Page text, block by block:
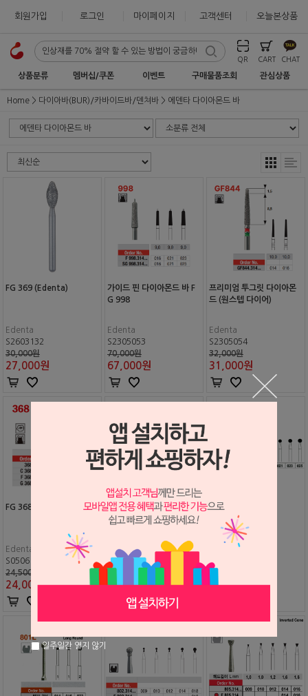
회원가입 로그인 마이페이지 고객센터 오늘본상품
QR CART CHAT
상품분류 멤버십/쿠폰 이벤트 구매물품조회 관심상품
Home 다이아바(BUR)/카바이드바/덴쳐바 에덴타 다이아몬드 바
FG 369 (Edenta)
Edenta
S2603132
30,000원
27,000원
가이드 핀 다이아몬드 바 F
G 998
Edenta
S2305053
70,000원
67,000원
프리미엄 투그릿 다이아몬
드 (원스텝 다이어)
Edenta
S2305054
32,000원
31,000원
FG 368 (Edenta)
Edenta
S0506167
24,500원
24,000원
FG 379 (Edenta)
Edenta
S0506168
24,500원
24,000원
FG 801
S0506129
24,500원
24,000원
일주일간 열지 않기